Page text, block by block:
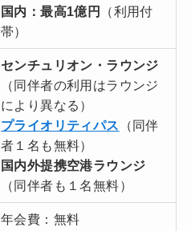
国内：最高1億円
（利用付
帯）
センチュリオン・ラウンジ
（同伴者の利用はラウンジ
により異なる）
プライオリティパス （同伴
者１名も無料）
国内外提携空港ラウンジ
（同伴者も１名無料）
年会費：無料